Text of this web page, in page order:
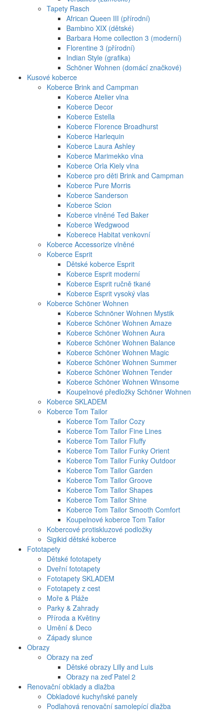
Tapety Rasch
African Queen III (přírodní)
Bambino XIX (dětské)
Barbara Home collection 3 (moderní)
Florentine 3 (přírodní)
Indian Style (grafika)
Schöner Wohnen (domácí značkové)
Kusové koberce
Koberce Brink and Campman
Koberce Atelier vlna
Koberce Decor
Koberce Estella
Koberce Florence Broadhurst
Koberce Harlequin
Koberce Laura Ashley
Koberce Marimekko vlna
Koberce Orla Kiely vlna
Koberce pro děti Brink and Campman
Koberce Pure Morris
Koberce Sanderson
Koberce Scion
Koberce vlněné Ted Baker
Koberce Wedgwood
Koberece Habitat venkovní
Koberce Accessorize vlněné
Koberce Esprit
Dětské koberce Esprit
Koberce Esprit moderní
Koberce Esprit ručně tkané
Koberce Esprit vysoký vlas
Koberce Schöner Wohnen
Koberce Schnöner Wohnen Mystik
Koberce Schöner Wohnen Amaze
Koberce Schöner Wohnen Aura
Koberce Schöner Wohnen Balance
Koberce Schöner Wohnen Magic
Koberce Schöner Wohnen Summer
Koberce Schöner Wohnen Tender
Koberce Schöner Wohnen Winsome
Koupelnové předložky Schöner Wohnen
Koberce SKLADEM
Koberce Tom Tailor
Koberce Tom Tailor Cozy
Koberce Tom Tailor Fine Lines
Koberce Tom Tailor Fluffy
Koberce Tom Tailor Funky Orient
Koberce Tom Tailor Funky Outdoor
Koberce Tom Tailor Garden
Koberce Tom Tailor Groove
Koberce Tom Tailor Shapes
Koberce Tom Tailor Shine
Koberce Tom Tailor Smooth Comfort
Koupelnové koberce Tom Tailor
Kobercové protiskluzové podložky
Sigikid dětské koberce
Fototapety
Dětské fototapety
Dveřní fototapety
Fototapety SKLADEM
Fototapety z cest
Moře & Pláže
Parky & Zahrady
Příroda a Květiny
Umění & Deco
Západy slunce
Obrazy
Obrazy na zeď
Dětské obrazy Lilly and Luis
Obrazy na zeď Patel 2
Renovační obklady a dlažba
Obkladové kuchyňské panely
Podlahová renovační samolepící dlažba